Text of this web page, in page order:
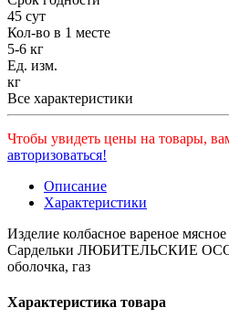
45 сут
Кол-во в 1 месте
5-6 кг
Ед. изм.
кг
Все характеристики
Чтобы увидеть цены на товары,
авторизоваться!
Описание
Характеристики
Изделие колбасное вареное
Сардельки ЛЮБИТЕЛЬСКИЕ
оболочка, газ
Характеристика товара